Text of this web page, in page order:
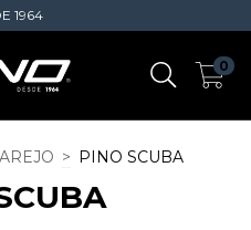
1964
0
> PINO SCUBA